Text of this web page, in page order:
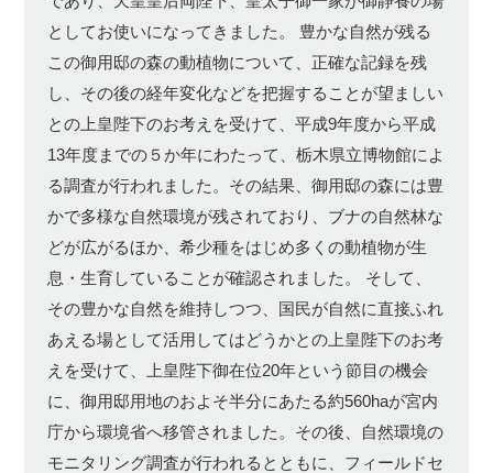
としてお使いになってきました。 豊かな自然が残る
この御用邸の森の動植物について、正確な記録を残
し、その後の経年変化などを把握することが望ましい
との上皇陛下のお考えを受けて、平成9年度から平成
13年度までの５か年にわたって、栃木県立博物館によ
る調査が行われました。その結果、御用邸の森には豊
かで多様な自然環境が残されており、ブナの自然林な
どが広がるほか、希少種をはじめ多くの動植物が生
息・生育していることが確認されました。
そして、
その豊かな自然を維持しつつ、国民が自然に直接ふれ
あえる場として活用してはどうかとの上皇陛下のお考
えを受けて、上皇陛下御在位20年という節目の機会
に、御用邸用地のおよそ半分にあたる約560haが宮内
庁から環境省へ移管されました。その後、自然環境の
モニタリング調査が行われるとともに、フィールドセ